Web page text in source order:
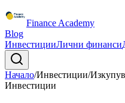
Finance Academy
Blog
ИнвестицииЛични финанси
Начало/Инвестиции/
Инвестиции